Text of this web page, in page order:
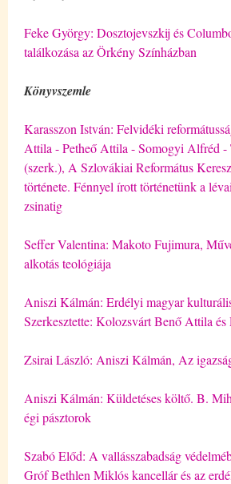
Feke György: Dosztojevszkij és
találkozása az Örkény Színházban
Könyvszemle
Karasszon István: Felvidéki
Attila - Petheő Attila - Somogyi Alfréd -
(szerk.), A Szlovákiai Református
története. Fénnyel írott történetünk a
zsinatig
Seffer Valentina: Makoto Fujimura,
alkotás teológiája
Aniszi Kálmán: Erdélyi magyar
Szerkesztette: Kolozsvárt Benő Attila és
Zsirai László: Aniszi Kálmán, Az
Aniszi Kálmán: Küldetéses költő. B.
égi pásztorok
Szabó Előd: A vallásszabadság
Gróf Bethlen Miklós kancellár és az